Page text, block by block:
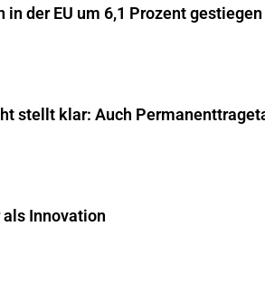
der EU um 6,1 Prozent gestiegen
stellt klar: Auch
Innovation